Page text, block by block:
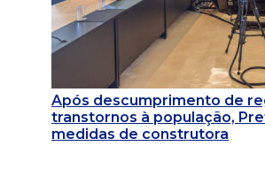
Após descumprimento de
transtornos à população,
medidas de construtora